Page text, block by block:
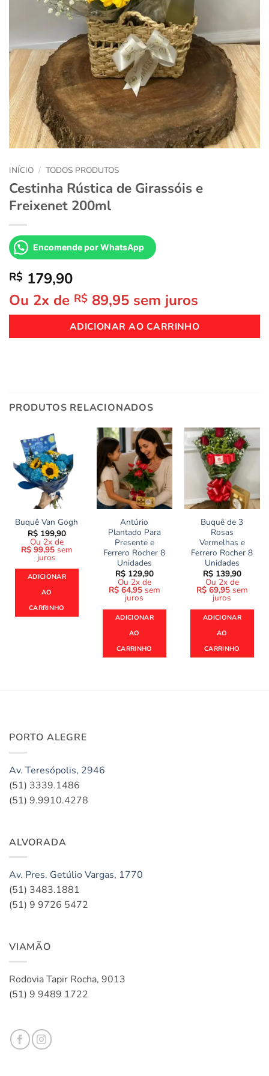
INÍCIO / TODOS PRODUTOS
Cestinha Rústica de Girassóis e
Freixenet 200ml
Encomende por WhatsApp
R$ 179,90
Ou 2x de R$ 89,95 sem juros
ADICIONAR AO CARRINHO
PRODUTOS RELACIONADOS
Buquê Van Gogh
R$199,90
Ou 2x de
R$99,95 sem
juros
ADICIONAR
AO
CARRINHO
Antúrio
Plantado Para
Presente e
Ferrero Rocher 8
Unidades
R$129,90
Ou 2x de
R$64,95 sem
juros
ADICIONAR
AO
CARRINHO
Buquê de 3
Rosas
Vermelhas e
Ferrero Rocher 8
Unidades
R$139,90
Ou 2x de
R$69,95 sem
juros
ADICIONAR
AO
CARRINHO
PORTO ALEGRE
Av. Teresópolis, 2946
(51) 3339.1486
(51) 9.9910.4278
ALVORADA
Av. Pres. Getúlio Vargas, 1770
(51) 3483.1881
(51) 9 9726 5472
VIAMÃO
Rodovia Tapir Rocha, 9013
(51) 9 9489 1722